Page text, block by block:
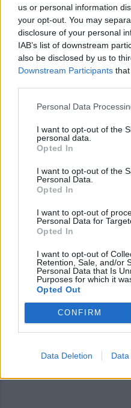
us or personal information
your opt-out. You may
disclosure of your personal
IAB’s list of downstream
also be disclosed by us to
Downstream Participants
Personal Data
I want to opt-out of the
personal data.
Opted In
I want to opt-out of the
Personal Data.
Opted In
I want to opt-out of
Personal Data for
Opted In
I want to opt-out of
Retention, Sale, and/or
Personal Data that Is
Purposes for which it
Opted Out
CONFIRM
Data Deletion Data
Accedioregistrati
commento esprime il pensiero
di VareseNews.it, che rimane
commenti non sono testi giornalistici,
possono essere automaticamente